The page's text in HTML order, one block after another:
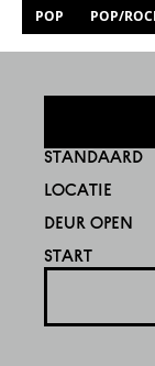
POP
POP/
STANDAARD
LOCATIE
DEUR OPEN
START